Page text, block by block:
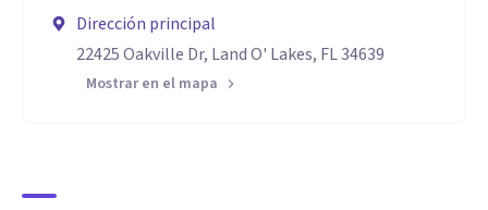
Dirección principal
22425 Oakville Dr, Land O' Lakes, FL 34639
Mostrar en el mapa